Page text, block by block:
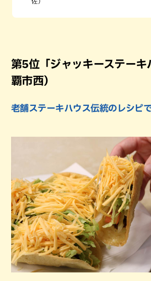
第5位「ジャッキーステーキ
覇市西）
老舗ステーキハウス伝統のレシピ